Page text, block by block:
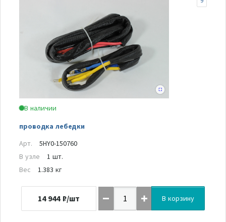
В наличии
проводка лебедки
Арт.
5HY0-150760
В узле
1 шт.
Вес
1.383 кг
14 944 ₽/шт В корзину